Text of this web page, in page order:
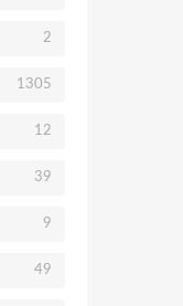
2
1305
12
39
9
49